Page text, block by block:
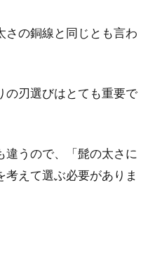
さの銅線と同じとも言わ
の刃選びはとても重要で
違うので、「髭の太さに
えて選ぶ必要がありま